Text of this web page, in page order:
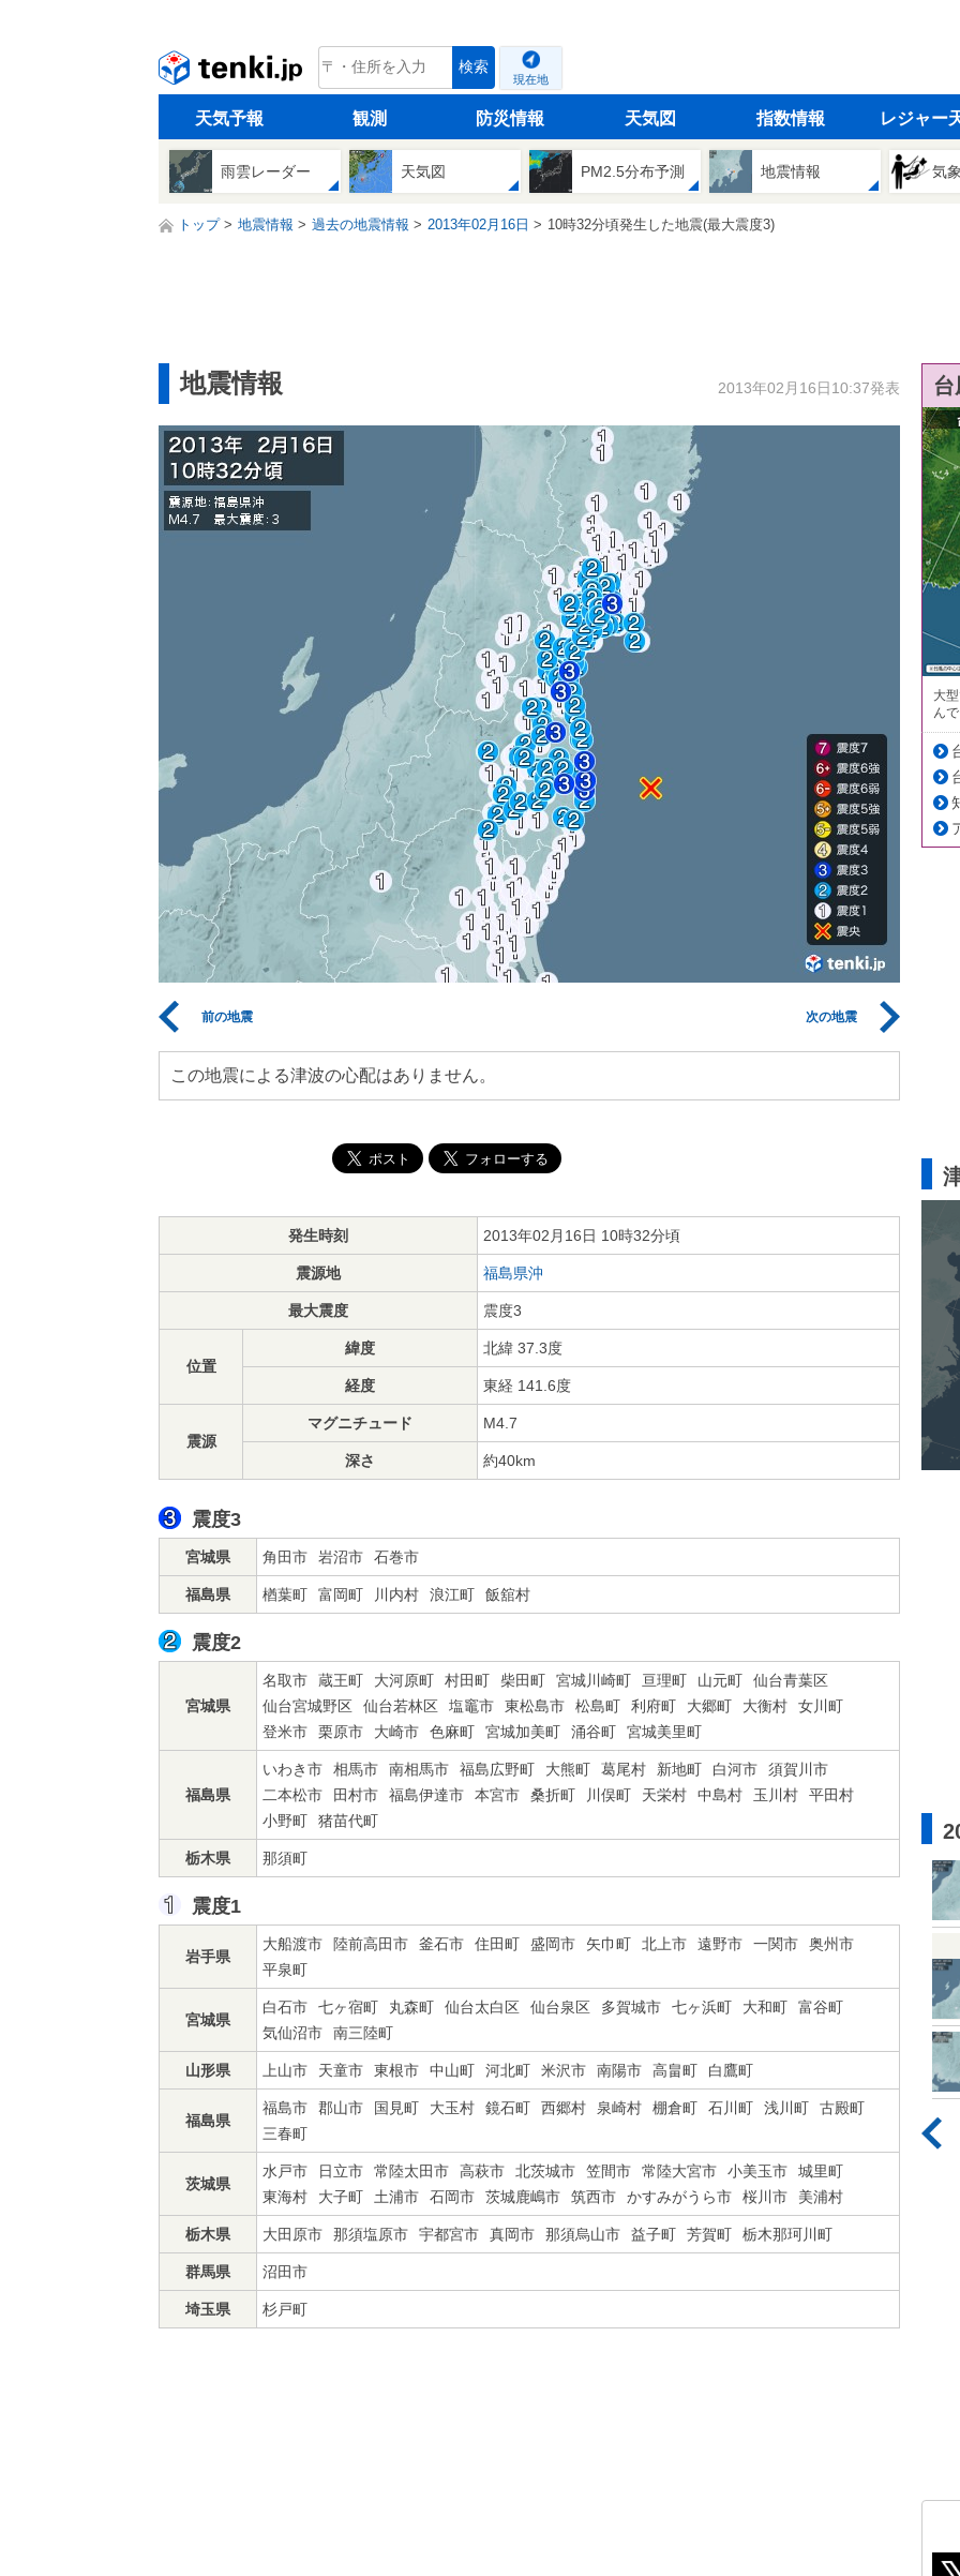
tenki.jp 検索
現在地
天気予報 観測 防災情報 天気図 指数情報 レジャー
雨雲レーダー 天気図 PM2.5分布予測 地震情報 気
トップ 地震情報 過去の地震情報 2013年02月16日 10時32分頃発生した地震(最大震度3)
地震情報 2013年02月16日10:37発表
前の地震 次の地震
この地震による津波の心配はありません。
発生時刻 2013年02月16日 10時32分頃
震源地 福島県沖
最大震度 震度3
位置
緯度 北緯 37.3度
経度 東経 141.6度
震源
マグニチュード M4.7
深さ 約40km
震度3
宮城県 角田市 岩沼市 石巻市
福島県 楢葉町 富岡町 川内村 浪江町 飯舘村
震度2
宮城県
名取市 蔵王町 大河原町 村田町 柴田町 宮城川崎町 亘理町 山元町
仙台青葉区
仙台宮城野区
仙台若林区 塩竈市 東松島市 松島町 利府町 大郷町 大衡村
女川町
登米市
栗原市 大崎市 色麻町 宮城加美町 涌谷町 宮城美里町
福島県
いわき市 相馬市 南相馬市 福島広野町 大熊町 葛尾村 新地町 白河市
須賀川市
二本松市
田村市 福島伊達市 本宮市 桑折町 川俣町 天栄村 中島村 玉川村
平田村
小野町
猪苗代町
栃木県 那須町
震度1
岩手県
大船渡市 陸前高田市 釜石市 住田町 盛岡市 矢巾町 北上市 遠野市 一関市
奥州市
平泉町
宮城県
白石市 七ヶ宿町 丸森町 仙台太白区 仙台泉区 多賀城市 七ヶ浜町 大和町
富谷町
気仙沼市
南三陸町
山形県 上山市 天童市 東根市 中山町 河北町 米沢市 南陽市 高畠町 白鷹町
福島県
福島市 郡山市 国見町 大玉村 鏡石町 西郷村 泉崎村 棚倉町 石川町 浅川町
古殿町
三春町
茨城県
水戸市 日立市 常陸太田市 高萩市 北茨城市 笠間市 常陸大宮市 小美玉市
城里町
東海村
大子町 土浦市 石岡市 茨城鹿嶋市 筑西市 かすみがうら市 桜川市 美浦村
栃木県 大田原市 那須塩原市 宇都宮市 真岡市 那須烏山市 益子町 芳賀町 栃木那珂川町
群馬県 沼田市
埼玉県 杉戸町
大
ん